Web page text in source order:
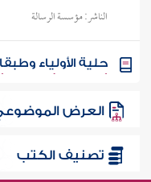
الناشر:مؤسسة الرسالة
حلية الأولياء
أبو نعيم الأصبهاني -
الأصبهاني
العرض
تصنيف الكتب